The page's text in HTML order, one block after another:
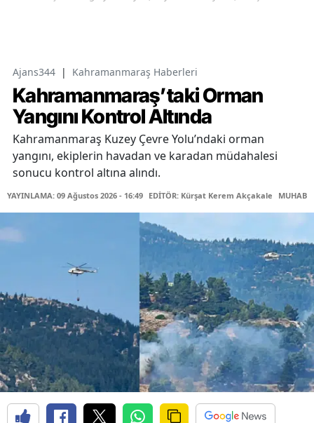
Ajans344 | Kahramanmaraş Haberleri
Kahramanmaraş’taki Orman
Yangını Kontrol Altında
Kahramanmaraş Kuzey Çevre Yolu’ndaki orman
yangını, ekiplerin havadan ve karadan müdahalesi
sonucu kontrol altına alındı.
YAYINLAMA: 09 Ağustos 2026 - 16:49 EDİTÖR: Kürşat Kerem Akçakale